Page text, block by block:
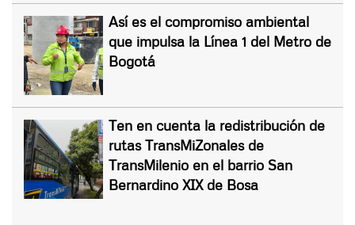
Así es el compromiso ambiental
que impulsa la Línea 1 del Metro de
Bogotá
Ten en cuenta la redistribución de
rutas TransMiZonales de
TransMilenio en el barrio San
Bernardino XIX de Bosa